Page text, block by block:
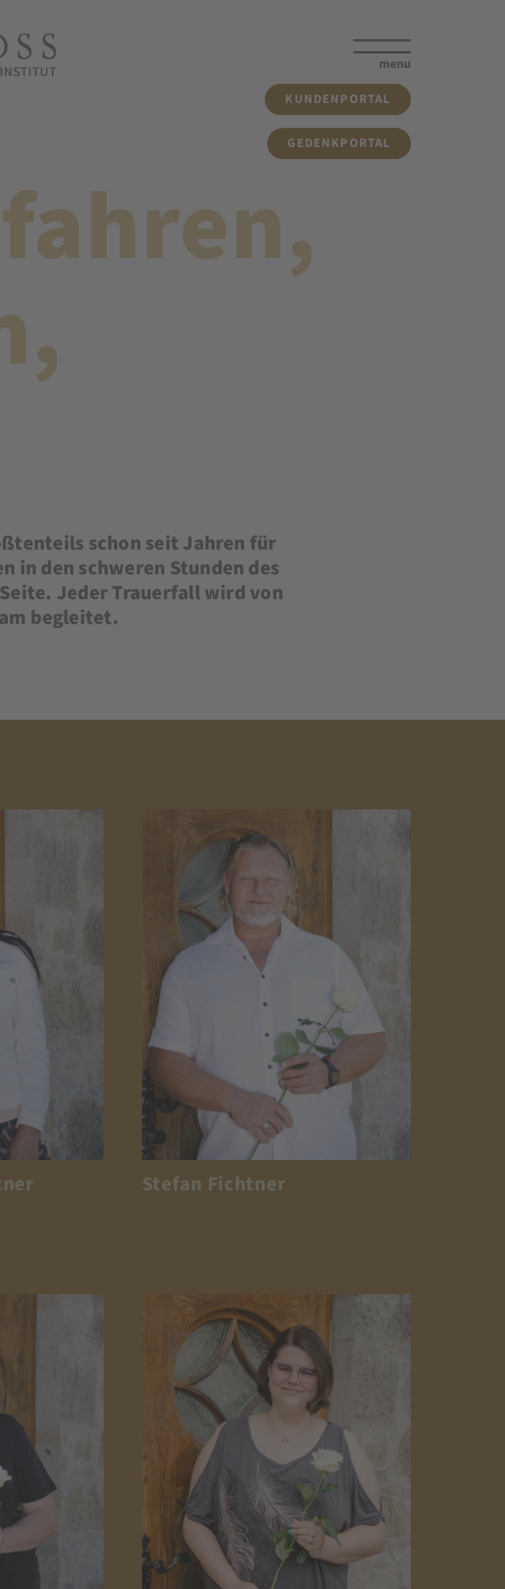
KUNDENPORTAL
GEDENKPORTAL
schon seit Jahren für
in den schweren Stunden des
Jeder Trauerfall wird von
begleitet.
Stefan Fichtner